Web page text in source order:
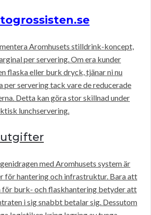
Aromhusets stilldrink-koncept,
per servering. Om era kunder
flaska eller burk dryck, tjänar ni nu
per servering tack vare de reducerade
Detta kan göra stor skillnad under
lunchservering.
utgifter
med Aromhusets system är
för hantering och infrastruktur. Bara att
för burk- och flaskhantering betyder att
i sig snabbt betalar sig. Dessutom